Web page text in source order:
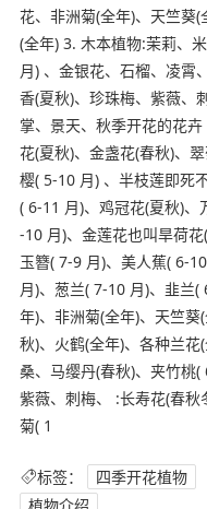
花、非洲菊(全年)、天竺葵
(全年) 3. 木本植物:茉莉、
月) 、金银花、石榴、凌霄
香(夏秋)、珍珠梅、紫薇、
掌、景天、秋季开花的花
花(夏秋)、金盏花(春秋)、
樱( 5-10 月) 、半枝莲即死
( 6-11 月)、鸡冠花(夏秋)、
-10 月)、金莲花也叫旱荷花
玉簪( 7-9 月)、美人蕉( 6-
月)、葱兰( 7-10 月)、韭兰
年)、非洲菊(全年)、天竺
秋)、火鹤(全年)、各种兰
桑、马缨丹(春秋)、夹竹桃(
紫薇、刺梅、 :长寿花(春
菊( 1
标签： 四季开花植物